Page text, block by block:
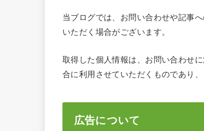
当ブログでは、お問い合わせや記事
いただく場合がございます。
取得した個人情報は、お問い合わせ
合に利用させていただくものであり
広告について